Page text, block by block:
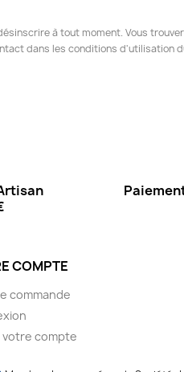
à tout moment. Vous
dans les conditions d'utilisation
COMPTE
commande
compte